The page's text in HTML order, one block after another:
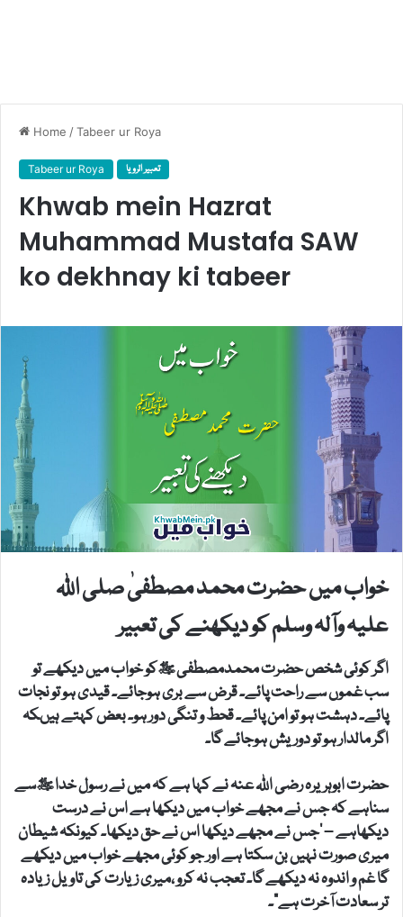
Home /Tabeer ur Roya
Tabeer ur Roya تعبیر الرویا
Khwab mein Hazrat
Muhammad Mustafa SAW
ko dekhnay ki tabeer
خواب میں حضرت محمد مصطفیٰ صلی اللہ
علیہ وآلہ وسلم کو دیکھنے کی تعبیر
اگر کوئی شخص حضرت محمدمصطفی ﷺکو خواب میں دیکھے تو
سب غموں سے راحت پائے۔ قرض سے بری ہوجائے۔ قیدی ہو تو نجات
پائے۔ دہشت ہو تو امن پائے۔ قحط و تنگی دور ہو۔ بعض کہتے ہیںکہ
اگر مالدار ہو تو دوریش ہوجائے گا۔
حضرت ابوہریرہ رضی اللہ عنہ نے کہا ہے کہ میں نے رسول خدا ﷺسے
سناہے کہ جس نے مجھے خواب میں دیکھا ہے اس نے درست
دیکھاہے – ’جس نے مجھے دیکھا اس نے حق دیکھا۔ کیونکہ شیطان
میری صورت نہیں بن سکتا ہے اور جو کوئی مجھے خواب میں دیکھے
گا غم و اندوہ نہ دیکھے گا۔ تعجب نہ کرو ،میری زیارت کی تاویل زیادہ
تر سعادت آخرت ہے”۔